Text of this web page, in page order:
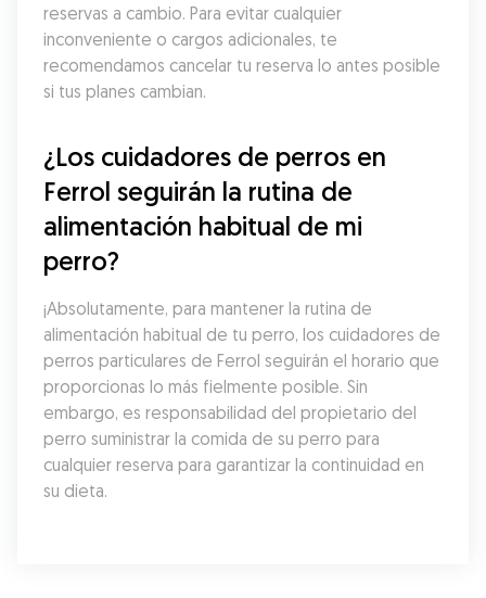
reservas a cambio. Para evitar cualquier
inconveniente o cargos adicionales, te
recomendamos cancelar tu reserva lo antes posible
si tus planes cambian.
¿Los cuidadores de perros en
Ferrol seguirán la rutina de
alimentación habitual de mi
perro?
¡Absolutamente, para mantener la rutina de
alimentación habitual de tu perro, los cuidadores de
perros particulares de Ferrol seguirán el horario que
proporcionas lo más fielmente posible. Sin
embargo, es responsabilidad del propietario del
perro suministrar la comida de su perro para
cualquier reserva para garantizar la continuidad en
su dieta.